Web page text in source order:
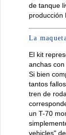
de tanque
producción
La
El kit
anchas con
Si bien
tantos
tren de
un T-70
vehicles"